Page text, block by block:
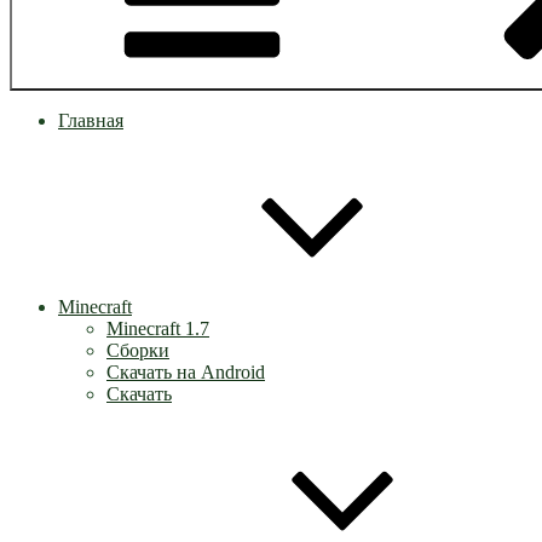
Главная
Minecraft
Minecraft 1.7
Сборки
Скачать на Android
Скачать